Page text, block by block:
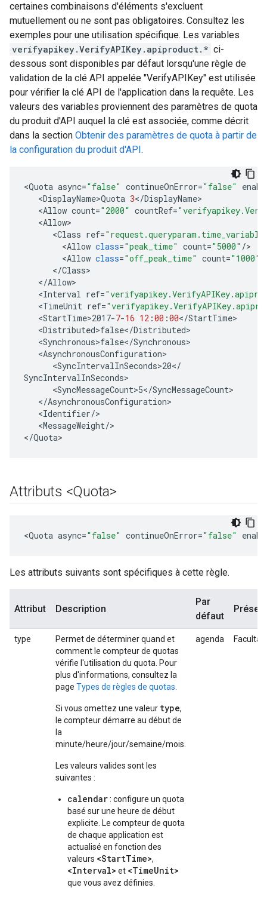
certaines combinaisons d'éléments s'excluent
mutuellement ou ne sont pas obligatoires. Consultez les
exemples pour une utilisation spécifique. Les variables
verifyapikey.VerifyAPIKey.apiproduct.* ci-
dessous sont disponibles par défaut lorsqu'une règle de
validation de la clé API appelée "VerifyAPIKey" est utilisée
pour vérifier la clé API de l'application dans la requête. Les
valeurs des variables proviennent des paramètres de quota
du produit d'API auquel la clé est associée, comme décrit
dans la section Obtenir des paramètres de quota à partir de
la configuration du produit d'API.
<Quota async="false" continueOnError="false"
<DisplayName>Quota 3</DisplayName
<Allow count="2000" countRef=
<Allow
<Class ref=
<Allow class="peak_time" count="5000" /
<Allow class="off_peak_time" count="1000"
</Class
</Allow
<Interval ref=
<TimeUnit ref=
<StartTime>2017-7-16 12 :00 :00</StartTime
<Distributed>false</Distributed
<Synchronous>false</Synchronous
<AsynchronousConfiguration
<SyncIntervalInSeconds>20</
SyncIntervalInSeconds
<SyncMessageCount>5</SyncMessageCount
</AsynchronousConfiguration
<Identifier/
<MessageWeight/>
</Quota>
Attributs <Quota>
<Quota async="false" continueOnError="false"
Les attributs suivants sont spécifiques à cette règle.
Attribut Description
Par
défaut
type
Permet de déterminer quand et
comment le compteur de quotas
vérifie l'utilisation du quota. Pour
plus d'informations, consultez la
page Types de règles de quotas
Si vous omettez une valeur type,
le compteur démarre au début de
la
minute/heure/jour/semaine/mois.
Les valeurs valides sont les
suivantes :
calendar: configure un quota
basé sur une heure de début
explicite. Le compteur de quota
de chaque application est
actualisé en fonction des
valeurs <StartTime>,
<Interval> et <TimeUnit>
que vous avez définies.
agenda